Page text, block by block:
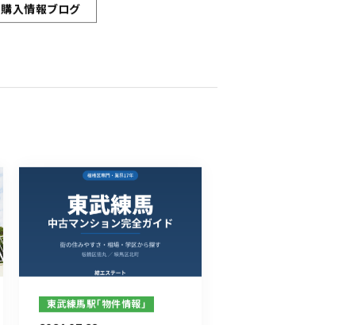
購入情報ブログ
東武練馬駅「物件情報」